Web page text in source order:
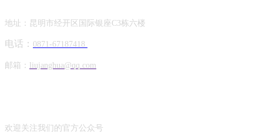
地址：昆明市经开区国际银座C3栋六楼
电话： 0871-67187418
邮箱： liujanghua@qq.com
欢迎关注我们的官方公众号